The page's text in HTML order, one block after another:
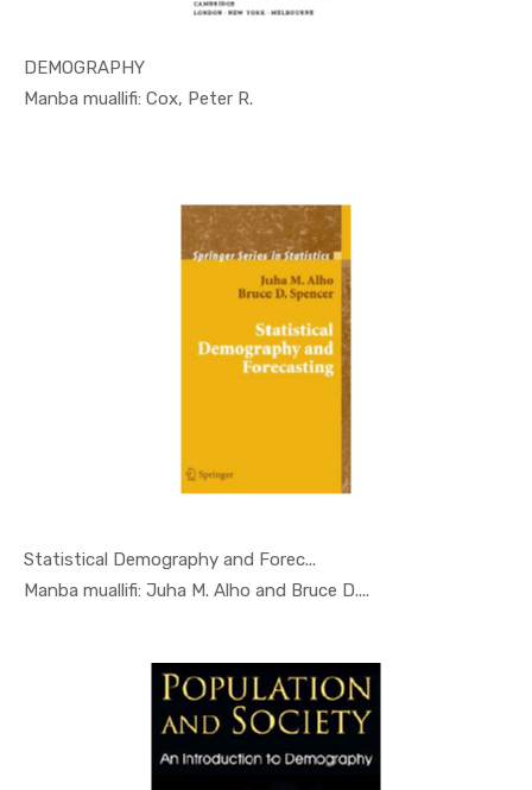
DEMOGRAPHY
Manba muallifi: Cox, Peter R.In Demogra...
Statistical Demography and Forec...
Manba muallifi: Juha M. Alho and Bruce D....
In Demogra...